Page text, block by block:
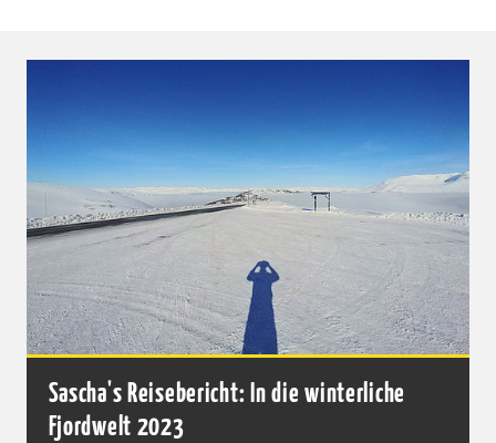
Sascha's Reisebericht: In die winterliche
Fjordwelt 2023